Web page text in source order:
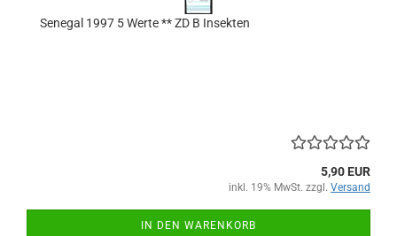
Senegal 1997 5 Werte ** ZD B Insekten
5,90 EUR
inkl. 19% MwSt. zzgl. Versand
IN DEN WARENKORB